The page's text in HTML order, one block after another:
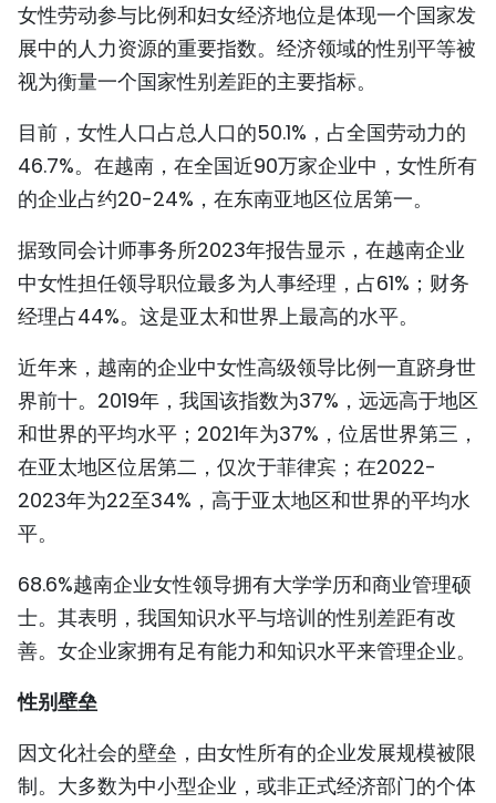
图库
视频
人民报社简介
ENGLISH
FRANÇAIS
РУССКИЙ
ESPAÑOL
女性劳动参与比例和妇女经济地位是体现一个国家发
展中的人力资源的重要指数。经济领域的性别平等被
视为衡量一个国家性别差距的主要指标。
目前，女性人口占总人口的50.1%，占全国劳动力的
46.7%。在越南，在全国近90万家企业中，女性所有
的企业占约20-24%，在东南亚地区位居第一。
据致同会计师事务所2023年报告显示，在越南企业
中女性担任领导职位最多为人事经理，占61%；财务
经理占44%。这是亚太和世界上最高的水平。
近年来，越南的企业中女性高级领导比例一直跻身世
界前十。2019年，我国该指数为37%，远远高于地区
和世界的平均水平；2021年为37%，位居世界第三，
在亚太地区位居第二，仅次于菲律宾；在2022-
2023年为22至34%，高于亚太地区和世界的平均水
平。
68.6%越南企业女性领导拥有大学学历和商业管理硕
士。其表明，我国知识水平与培训的性别差距有改
善。女企业家拥有足有能力和知识水平来管理企业。
性别壁垒
因文化社会的壁垒，由女性所有的企业发展规模被限
制。大多数为中小型企业，或非正式经济部门的个体